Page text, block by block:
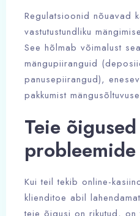
Regulatsioonid nõuavad
vastutustundliku
See hõlmab võimalust
mängupiiranguid
panusepiirangud),
pakkumist
Teie õigused
Kui teil tekib online-
klienditoe abil